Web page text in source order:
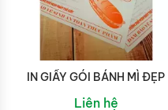
IN GIẤY GÓI BÁNH MÌ ĐẸP
Liên hệ